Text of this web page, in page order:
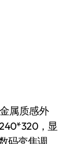
属质感外
，显
码变焦调